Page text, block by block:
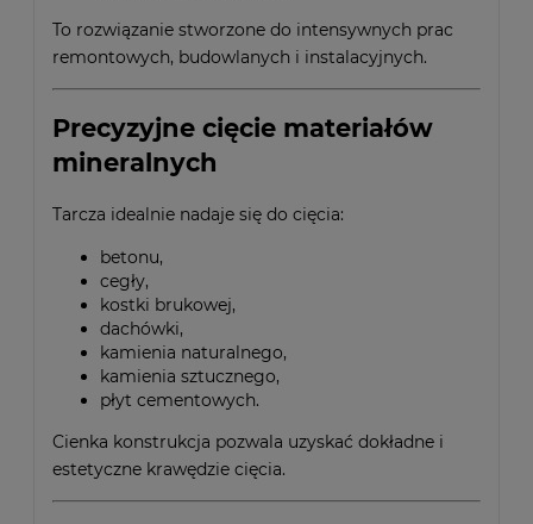
To rozwiązanie stworzone do intensywnych prac
remontowych, budowlanych i instalacyjnych.
Precyzyjne cięcie materiałów
mineralnych
Tarcza idealnie nadaje się do cięcia:
betonu,
cegły,
kostki brukowej,
dachówki,
kamienia naturalnego,
kamienia sztucznego,
płyt cementowych.
Cienka konstrukcja pozwala uzyskać dokładne i
estetyczne krawędzie cięcia.